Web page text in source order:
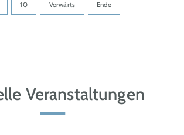
10 Vorwärts Ende
Veranstaltungen